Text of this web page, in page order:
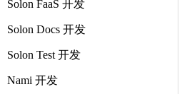
Solon FaaS 开发
Solon Docs 开发
Solon Test 开发
Nami 开发